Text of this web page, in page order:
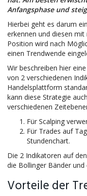
Anfangsphase und
Hierbei geht es darum
erkennen und diesen
Position wird nach
einen Trendwende
Wir beschreiben hier
von 2 verschiedenen
Handelsplattform
kann diese Strategie
verschiedenen
Für Scalping
Für Trades auf
Stundenchart.
Die 2 Indikatoren auf
die Bollinger Bänder
Vorteile der